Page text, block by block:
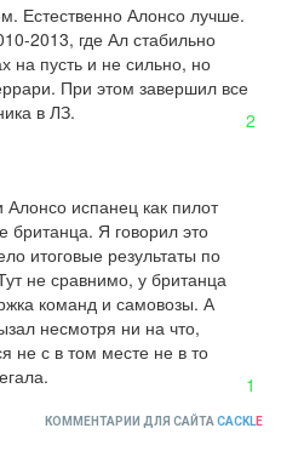
Естественно Алонсо лучше.
2013, где Ал стабильно
на пусть и не сильно, но
При этом завершил все
в ЛЗ.
2
испанец как пилот
британца. Я говорил это
итоговые результаты по
не сравнимо, у британца
команд и самовозы. А
несмотря ни на что,
не с в том месте не в то
1
КОММЕНТАРИИ ДЛЯ САЙТА CACKLE